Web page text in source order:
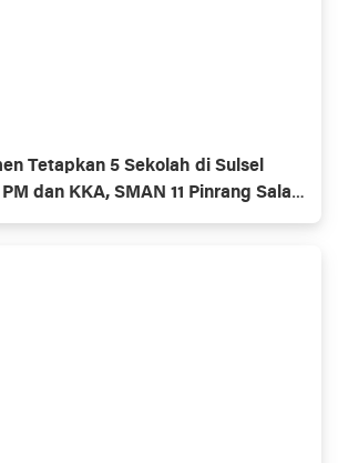
Tetapkan 5 Sekolah di Sulsel
dan KKA, SMAN 11 Pinrang Salah